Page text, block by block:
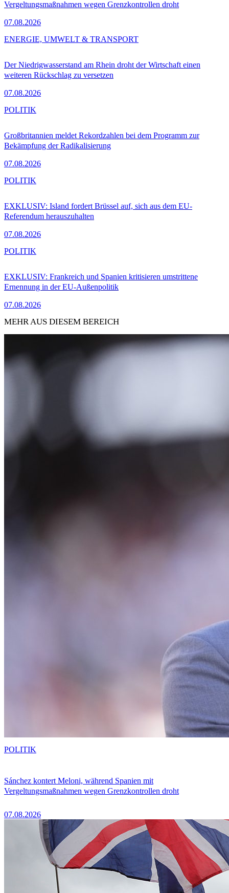
Vergeltungsmaßnahmen wegen Grenzkontrollen droht
07.08.2026
Der Niedrigwasserstand am Rhein droht der Wirtschaft einen
weiteren Rückschlag zu versetzen
07.08.2026
ENERGIE, UMWELT & TRANSPORT
Großbritannien meldet Rekordzahlen bei dem Programm zur
Bekämpfung der Radikalisierung
07.08.2026
POLITIK
EXKLUSIV: Island fordert Brüssel auf, sich aus dem EU-
Referendum herauszuhalten
07.08.2026
POLITIK
EXKLUSIV: Frankreich und Spanien kritisieren umstrittene
Ernennung in der EU-Außenpolitik
07.08.2026
POLITIK
MEHR AUS DIESEM BEREICH
Sánchez kontert Meloni, während Spanien mit
Vergeltungsmaßnahmen wegen Grenzkontrollen droht
07.08.2026
POLITIK